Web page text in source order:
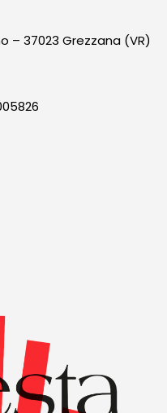
– 37023 Grezzana (VR)